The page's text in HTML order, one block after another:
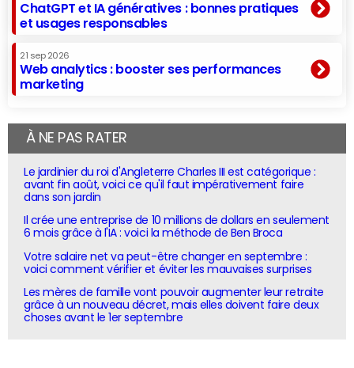
ChatGPT et IA génératives : bonnes pratiques
et usages responsables
21 sep 2026
Web analytics : booster ses performances
marketing
À NE PAS RATER
Le jardinier du roi d'Angleterre Charles III est catégorique :
avant fin août, voici ce qu'il faut impérativement faire
dans son jardin
Il crée une entreprise de 10 millions de dollars en seulement
6 mois grâce à l'IA : voici la méthode de Ben Broca
Votre salaire net va peut-être changer en septembre :
voici comment vérifier et éviter les mauvaises surprises
Les mères de famille vont pouvoir augmenter leur retraite
grâce à un nouveau décret, mais elles doivent faire deux
choses avant le 1er septembre